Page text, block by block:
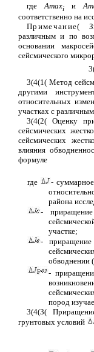
гдеАmахi и Аm
соответственно на
Примечание(
различным и по
основании
сейсмического
3(4(1( Метод
другими
относительных
участках с
3(4(2( Оценку
сейсмических
сейсмических
влияния
формуле
где
-
района
- приращение
участке;
- приращение
обводнении
-
пород
3(4(3(
грунтовых условий